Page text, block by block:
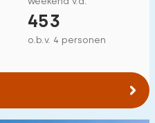
453
o.b.v. 4 personen